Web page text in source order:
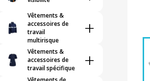
Vêtements &
accessoires de
travail
multirisque
+
Vêtements &
accessoires de
travail spécifique
+